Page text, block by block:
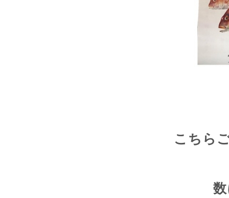
こちら